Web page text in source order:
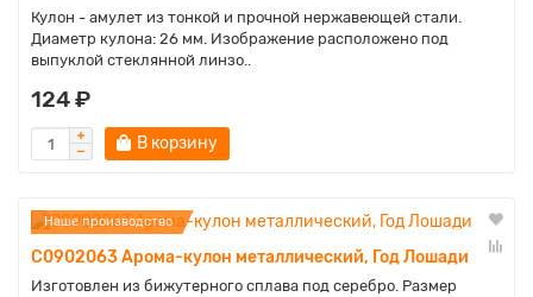
Кулон - амулет из тонкой и прочной нержавеющей стали.
Диаметр кулона: 26 мм. Изображение расположено под
выпуклой стеклянной линзо..
124 ₽
В корзину
Наше производство
C0902063 Арома-кулон металлический, Год Лошади
Изготовлен из бижутерного сплава под серебро. Размер